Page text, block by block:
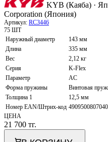
KYB (Каяба) ·
Corporation (Япония)
Артикул: RC3446
75 ШТ
Наружный диаметр
143 мм
Длина
335 мм
Вес
2,12 кг
Серия
K-Flex
Параметр
AC
Форма пружины
Винтовая
Толщина 1
12,5 мм
Номер EAN/Штрих-код 4909500807040
ЦЕНА
21 700 тг.